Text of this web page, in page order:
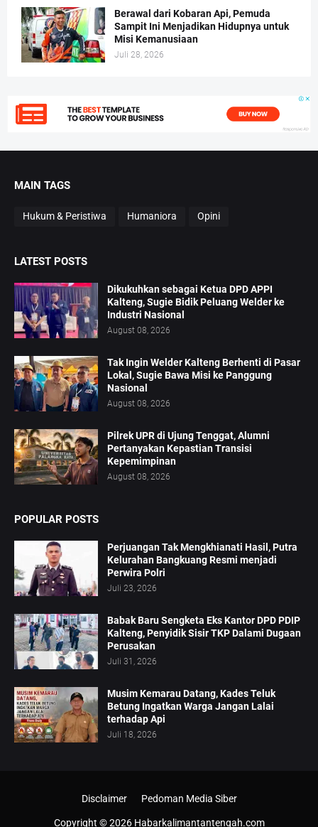
Berawal dari Kobaran Api, Pemuda
Sampit Ini Menjadikan Hidupnya untuk
Misi Kemanusiaan
Juli 28, 2026
MAIN TAGS
Hukum & Peristiwa Humaniora Opini
LATEST POSTS
Dikukuhkan sebagai Ketua DPD APPI
Kalteng, Sugie Bidik Peluang Welder ke
Industri Nasional
August 08, 2026
Tak Ingin Welder Kalteng Berhenti di Pasar
Lokal, Sugie Bawa Misi ke Panggung
Nasional
August 08, 2026
Pilrek UPR di Ujung Tenggat, Alumni
Pertanyakan Kepastian Transisi
Kepemimpinan
August 08, 2026
POPULAR POSTS
Perjuangan Tak Mengkhianati Hasil, Putra
Kelurahan Bangkuang Resmi menjadi
Perwira Polri
Juli 23, 2026
Babak Baru Sengketa Eks Kantor DPD PDIP
Kalteng, Penyidik Sisir TKP Dalami Dugaan
Perusakan
Juli 31, 2026
Musim Kemarau Datang, Kades Teluk
Betung Ingatkan Warga Jangan Lalai
terhadap Api
Juli 18, 2026
Copyright ©2026Habarkalimantantengah.com
Disclaimer Pedoman Media Siber